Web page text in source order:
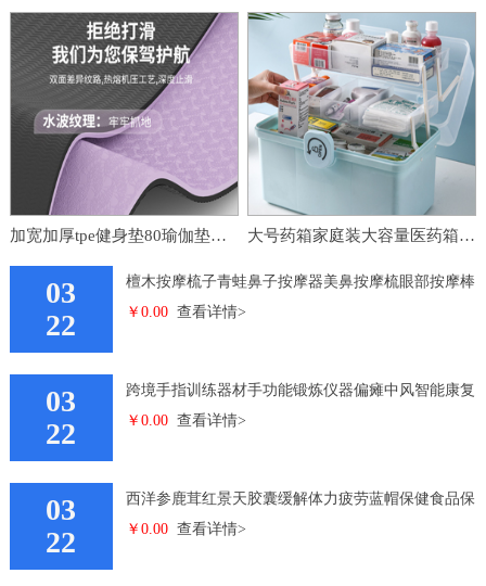
加宽加厚tpe健身垫80瑜伽垫瑜珈垫防滑家用跳绳地垫垫子 女舞蹈 大号药箱家庭装大容量医药箱家用药品收纳箱多层特大分类药盒
03
22
檀木按摩梳子青蛙鼻子按摩器美鼻按摩梳眼部按摩棒
檀 木按摩梳
￥0.00 查看详情>
03
22
跨境手指训练器材手功能锻炼仪器偏瘫中风智能康复
机器人手套双手
￥0.00 查看详情>
03
22
西洋参鹿茸红景天胶囊缓解体力疲劳蓝帽保健食品保
健品
￥0.00 查看详情>